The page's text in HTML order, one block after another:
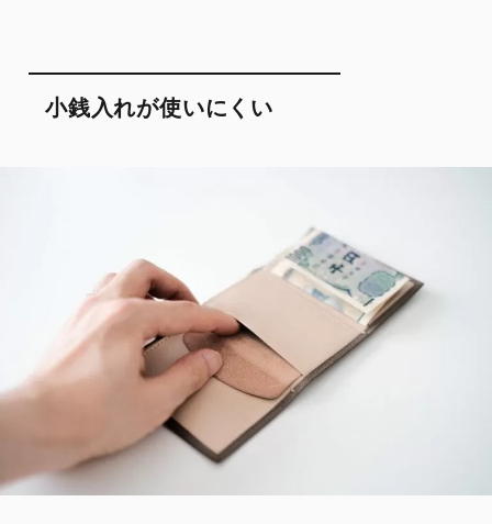
小銭入れが使いにくい